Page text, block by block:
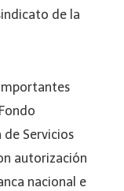
de la
de Servicios
autorización
nacional e